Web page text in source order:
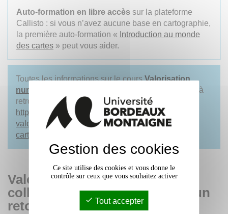
Auto-formation en libre accès sur la plateforme
Callisto : si vous n’avez aucune base en cartographie,
la première auto-formation « Introduction au monde
des cartes » peut vous aider.
Toutes les informations sur le coursValorisation
numérique de collections cartographiques
sont à
retrouver sur le blog de Callisto :
https://fondationcallisto.fr/nouveau-sur-callisto-
valorisation-numerique-de-collections-
cartographiques
Valorisation numérique de
collections cartographiques : un
retour d’expérience
Gestion des cookies
Ce site utilise des cookies et vous donne le
contrôle sur ceux que vous souhaitez activer
Tout accepter